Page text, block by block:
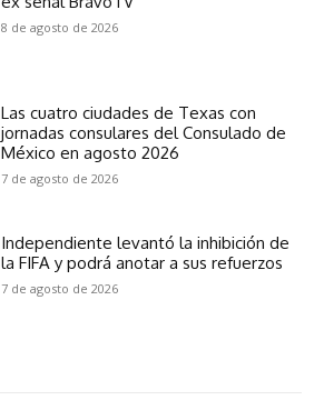
8 de agosto de 2026
Las cuatro ciudades de Texas con
jornadas consulares del Consulado de
México en agosto 2026
7 de agosto de 2026
Independiente levantó la inhibición de
la FIFA y podrá anotar a sus refuerzos
7 de agosto de 2026